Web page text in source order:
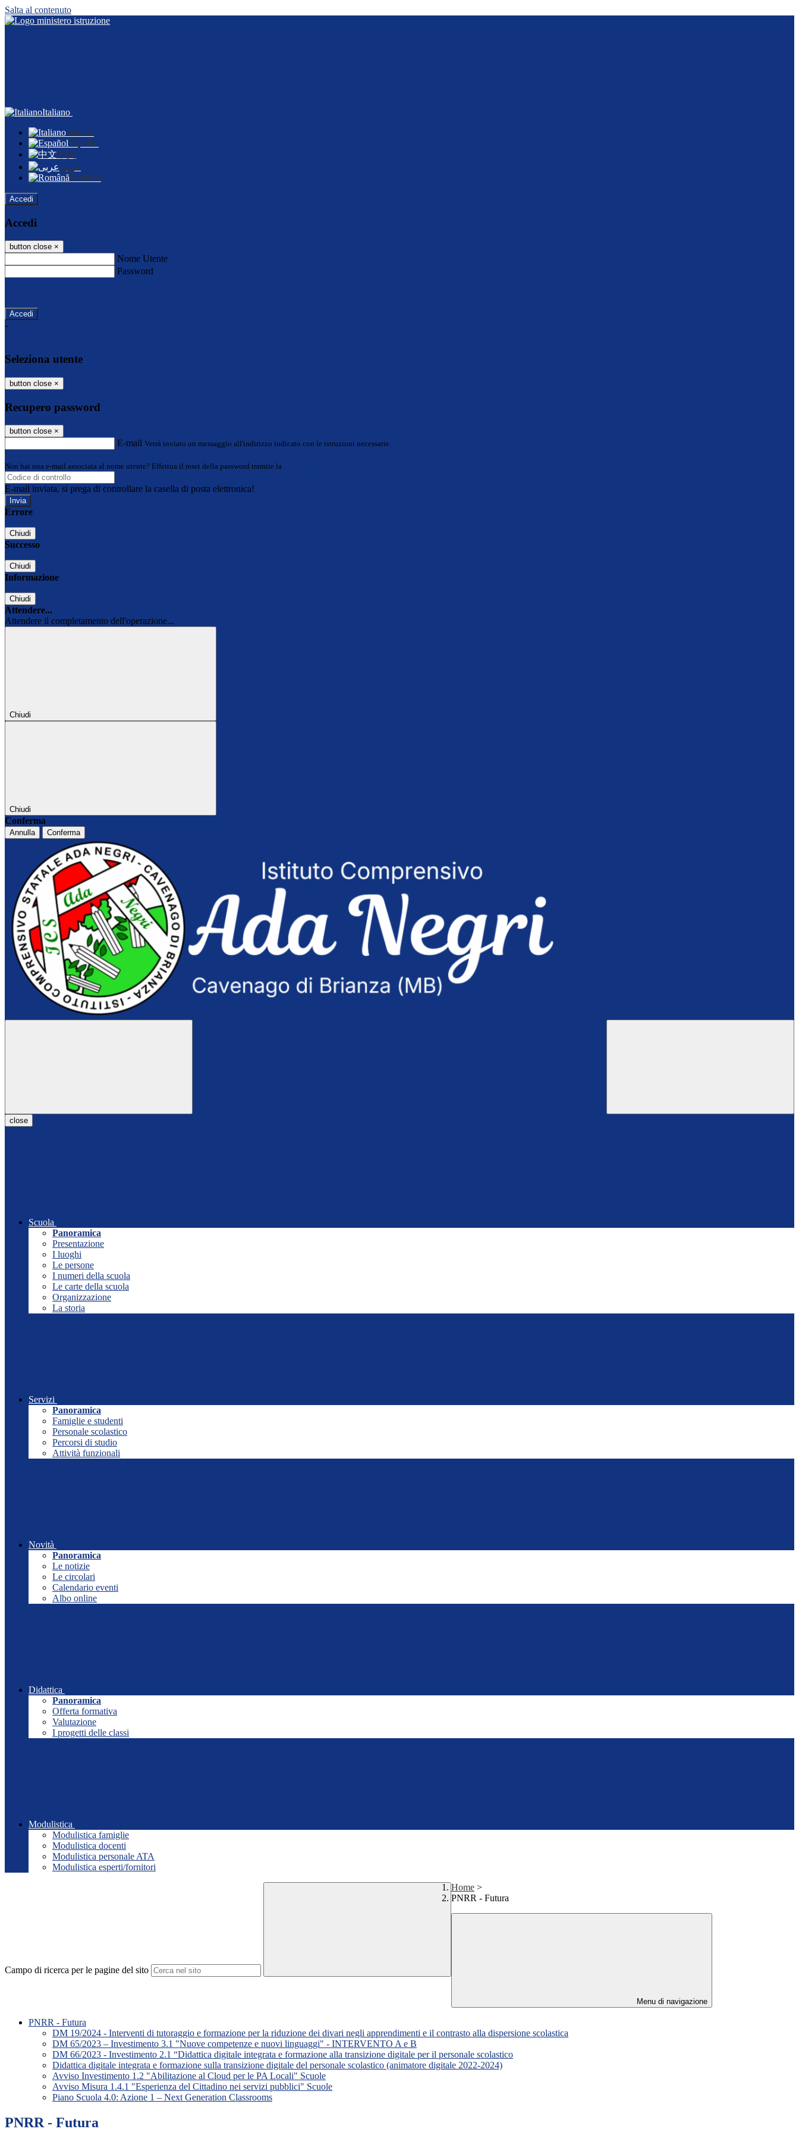
Salta al contenuto
Italiano
Italiano
Español
中文
عربى
Română
Accedi
Accedi
button close ×
Nome Utente
Password
-
Seleziona utente
button close ×
Recupero password
button close ×
E-mail Verrà inviato un messaggio all'indirizzo indicato con le istruzioni necessarie.
Non hai una e-mail associata al nome utente? Effettua il reset della password tramite la
E-mail inviata, si prega di controllare la casella di posta elettronica!
Errore
Chiudi
Successo
Chiudi
Informazione
Chiudi
Attendere...
Attendere il completamento dell'operazione...
Chiudi
Chiudi
Conferma
Annulla Conferma
close
Scuola
Panoramica
Presentazione
I luoghi
Le persone
I numeri della scuola
Le carte della scuola
Organizzazione
La storia
Servizi
Panoramica
Famiglie e studenti
Personale scolastico
Percorsi di studio
Attività funzionali
Novità
Panoramica
Le notizie
Le circolari
Calendario eventi
Albo online
Didattica
Panoramica
Offerta formativa
Valutazione
I progetti delle classi
Modulistica
Modulistica famiglie
Modulistica docenti
Modulistica personale ATA
Modulistica esperti/fornitori
Campo di ricerca per le pagine del sito
Home >
PNRR - Futura
Menu di navigazione
PNRR - Futura
DM 19/2024 - Interventi di tutoraggio e formazione per la riduzione dei divari negli apprendimenti e il contrasto alla dispersione scolastica
DM 65/2023 – Investimento 3.1 "Nuove competenze e nuovi linguaggi" - INTERVENTO A e B
DM 66/2023 - Investimento 2.1 “Didattica digitale integrata e formazione alla transizione digitale per il personale scolastico
Didattica digitale integrata e formazione sulla transizione digitale del personale scolastico (animatore digitale 2022-2024)
Avviso Investimento 1.2 "Abilitazione al Cloud per le PA Locali" Scuole
Avviso Misura 1.4.1 "Esperienza del Cittadino nei servizi pubblici" Scuole
Piano Scuola 4.0: Azione 1 – Next Generation Classrooms
PNRR - Futura